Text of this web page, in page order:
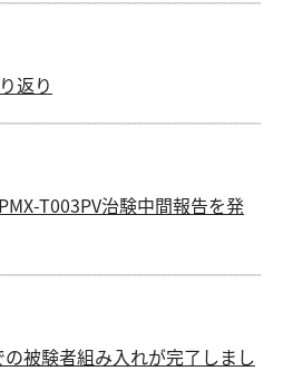
返り
T003PV治験中間報告を発
被験者組み入れが完了しまし